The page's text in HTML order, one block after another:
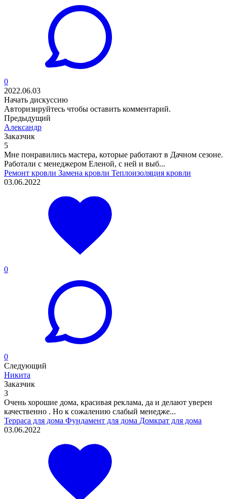
0
2022.06.03
Начать дискуссию
Авторизируйтесь чтобы оставить комментарий.
Предыдущий
Александр
Заказчик
5
Мне понравились мастера, которые работают в Дачном сезоне.
Работали с менеджером Еленой, с ней и выб...
Ремонт кровли Замена кровли Теплоизоляция кровли
03.06.2022
0
0
Следующий
Никита
Заказчик
3
Очень хорошие дома, красивая реклама, да и делают уверен
качественно . Но к сожалению слабый менедже...
Терраса для дома Фундамент для дома Домкрат для дома
03.06.2022